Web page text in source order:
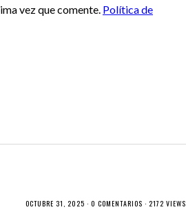
vez que comente. Política de
OCTUBRE 31, 2025 · 0 COMENTARIOS · 2172 VIEWS